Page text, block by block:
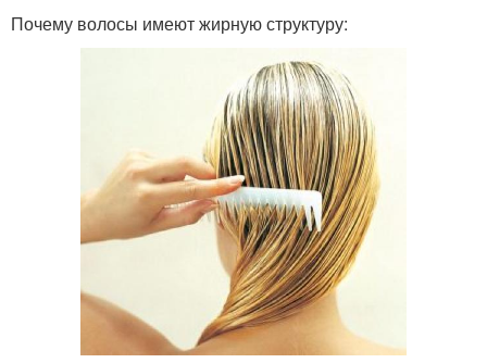
Почему волосы имеют жирную структуру: